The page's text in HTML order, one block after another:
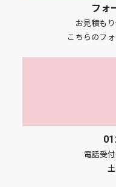
フォ
お見積も
こちらのフ
電話受